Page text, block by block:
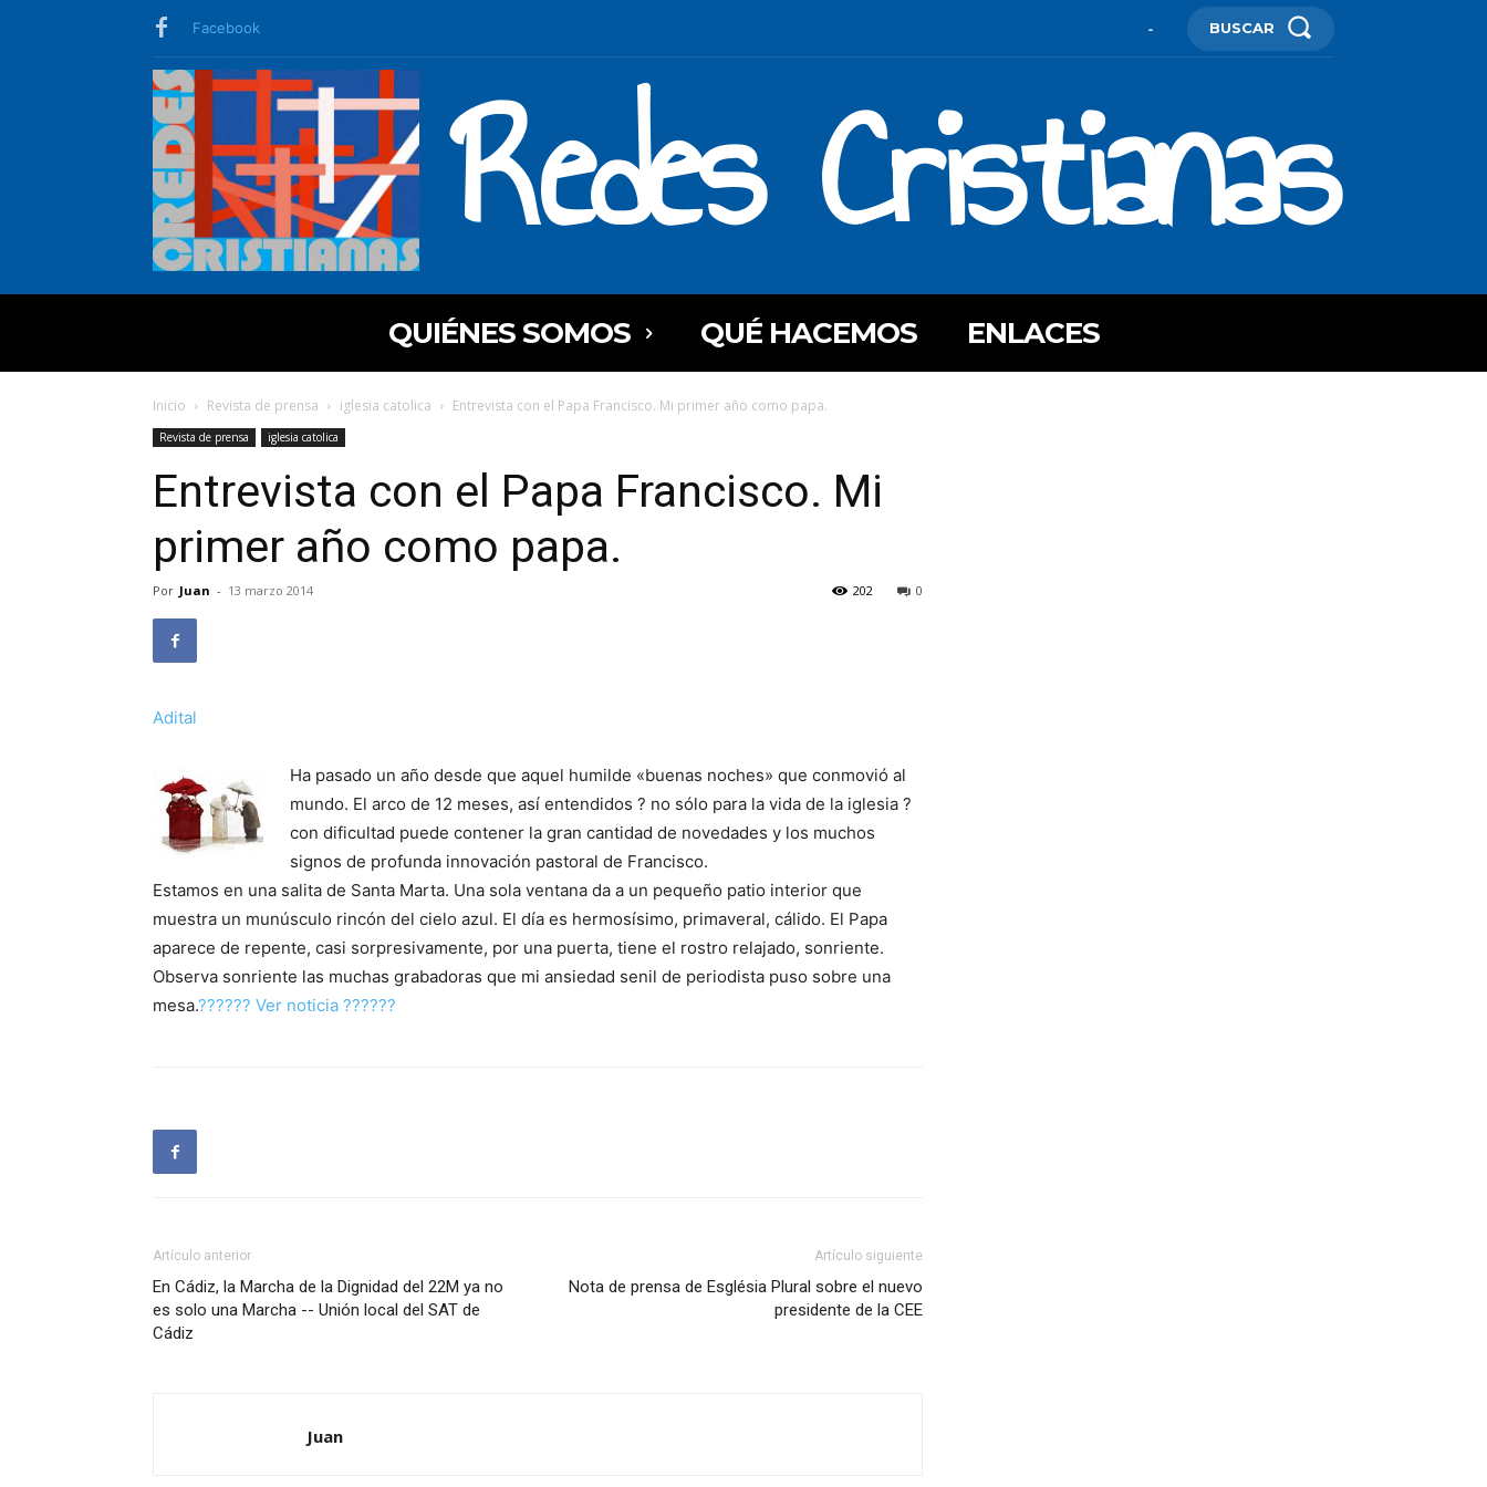
Facebook - BUSCAR
Redes Cristianas
QUIÉNES SOMOS QUÉ HACEMOS ENLACES
Inicio Revista de prensa iglesia catolica Entrevista con el Papa Francisco. Mi primer año como papa.
Revista de prensa iglesia catolica
Entrevista con el Papa Francisco. Mi
primer año como papa.
Por Juan - 13 marzo 2014 0
202
Adital
Ha pasado un año desde que aquel humilde «buenas noches» que conmovió al
mundo. El arco de 12 meses, así entendidos ? no sólo para la vida de la iglesia ?
con dificultad puede contener la gran cantidad de novedades y los muchos
signos de profunda innovación pastoral de Francisco.
Estamos en una salita de Santa Marta. Una sola ventana da a un pequeño patio interior que
muestra un munúsculo rincón del cielo azul. El día es hermosísimo, primaveral, cálido. El Papa
aparece de repente, casi sorpresivamente, por una puerta, tiene el rostro relajado, sonriente.
Observa sonriente las muchas grabadoras que mi ansiedad senil de periodista puso sobre una
mesa.?????? Ver noticia ??????
Artículo anterior
En Cádiz, la Marcha de la Dignidad del 22M ya no
es solo una Marcha -- Unión local del SAT de
Cádiz
Artículo siguiente
Nota de prensa de Església Plural sobre el nuevo
presidente de la CEE
Juan